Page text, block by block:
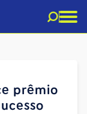
prêmio